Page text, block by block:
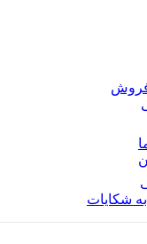
شکایات